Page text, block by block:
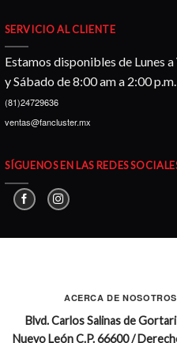
SERVICIO AL CLIENTE
Estamos disponibles de Lunes
y Sábado de 8:00 am a 2:00 p.m.
(81)24729636
ventas@fancluster.mx
SÍGUENOS EN LAS REDES
ACERCA DE
Blvd. Carlos Salinas de
Nuevo León C.P. 66600 /